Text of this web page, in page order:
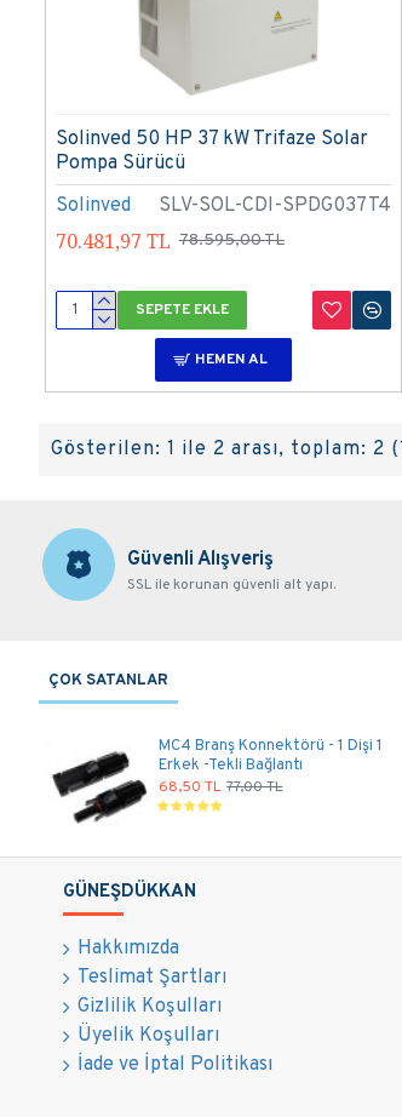
Solinved SLV-SOL-CDI-SPDG037T4
Solinved 50 HP 37 kW Trifaze Solar
Pompa Sürücü
70.481,97 TL 78.595,00 TL
SEPETE EKLE
HEMEN AL
Gösterilen: 1 ile 2 arası, toplam: 2
Güvenli Alışveriş
SSL ile korunan güvenli alt yapı.
ÇOK SATANLAR
MC4 Branş Konnektörü - 1 Dişi 1
Erkek -Tekli Bağlantı
68,50 TL 77,00 TL
GÜNEŞDÜKKAN
Hakkımızda
Teslimat Şartları
Gizlilik Koşulları
Üyelik Koşulları
İade ve İptal Politikası